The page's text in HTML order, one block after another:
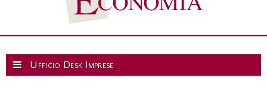
Ufficio Desk Imprese